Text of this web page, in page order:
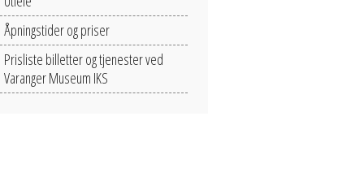
Åpningstider og priser
Prisliste billetter og tjenester ved
Varanger Museum IKS